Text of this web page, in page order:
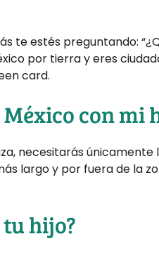
te estés preguntando:
por tierra y eres
card.
con mi
necesitarás únicamente
largo y por fuera de la
hijo?